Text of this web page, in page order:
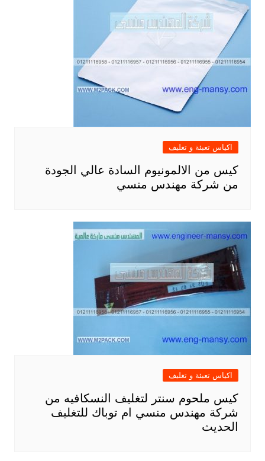
اكياس تعبئة و تغليف
كيس من الالمونيوم السادة عالي الجودة
من شركة مهندس منسي
اكياس تعبئة و تغليف
كيس ملحوم سنتر لتغليف النسكافيه من
شركة مهندس منسي ام توباك للتغليف
الحديث